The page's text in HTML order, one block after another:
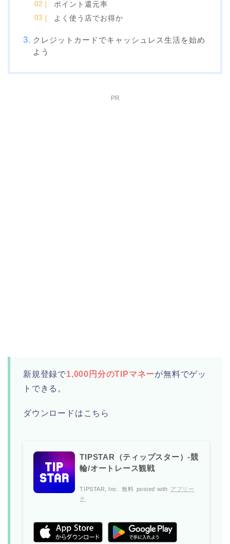
ポイント還元率
よく使う店でお得か
クレジットカードでキャッシュレス生活を始め
よう
PR
新規登録で1,000円分のTIPマネーが無料でゲッ
トできる。
ダウンロードはこちら
TIPSTAR（ティップスター）-競
輪/オートレース観戦
TIPSTAR, Inc. 無料 posted with アプリー
チ